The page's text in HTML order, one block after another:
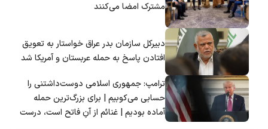
مشترک امضا می‌کنند
دبیرکل سازمان بدر عراق خواستار به تعویق
افتادن پاسخ به حمله عربستان و آمریکا شد
ترامپ: جمهوری اسلامی دوست‌داشتنی را
حسابی می‌کوبیم | برای بزرگ‌ترین حمله
آماده بودیم | غنائم از آنِ فاتح است، درست